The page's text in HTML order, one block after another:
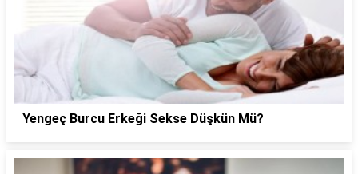
Yengeç Burcu Erkeği Sekse Düşkün Mü?